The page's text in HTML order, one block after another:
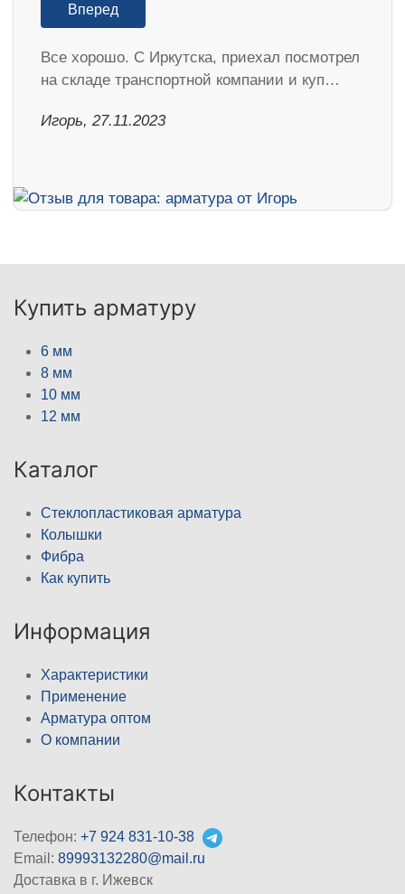
Вперед
Все хорошо. С Иркутска, приехал посмотрел
на складе транспортной компании и куп…
Игорь, 27.11.2023
Купить арматуру
6 мм
8 мм
10 мм
12 мм
Каталог
Стеклопластиковая арматура
Колышки
Фибра
Как купить
Информация
Характеристики
Применение
Арматура оптом
О компании
Контакты
Телефон: +7 924 831-10-38
Email: 89993132280@mail.ru
Доставка в г. Ижевск